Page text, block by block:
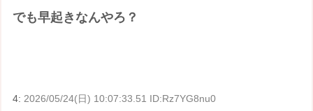
でも早起きなんやろ？
4: 2026/05/24(日) 10:07:33.51 ID:Rz7YG8nu0